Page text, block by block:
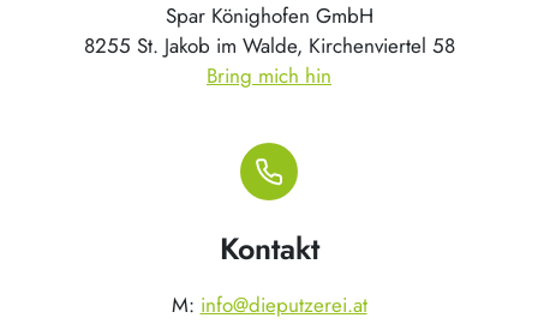
Spar Könighofen GmbH
8255 St. Jakob im Walde, Kirchenviertel 58
Bring mich hin
Kontakt
M: info@dieputzerei.at